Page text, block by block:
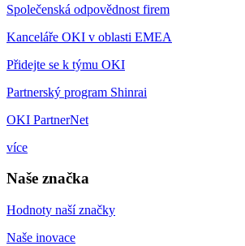
Společenská odpovědnost firem
Kanceláře OKI v oblasti EMEA
Přidejte se k týmu OKI
Partnerský program Shinrai
OKI PartnerNet
více
Naše značka
Hodnoty naší značky
Naše inovace